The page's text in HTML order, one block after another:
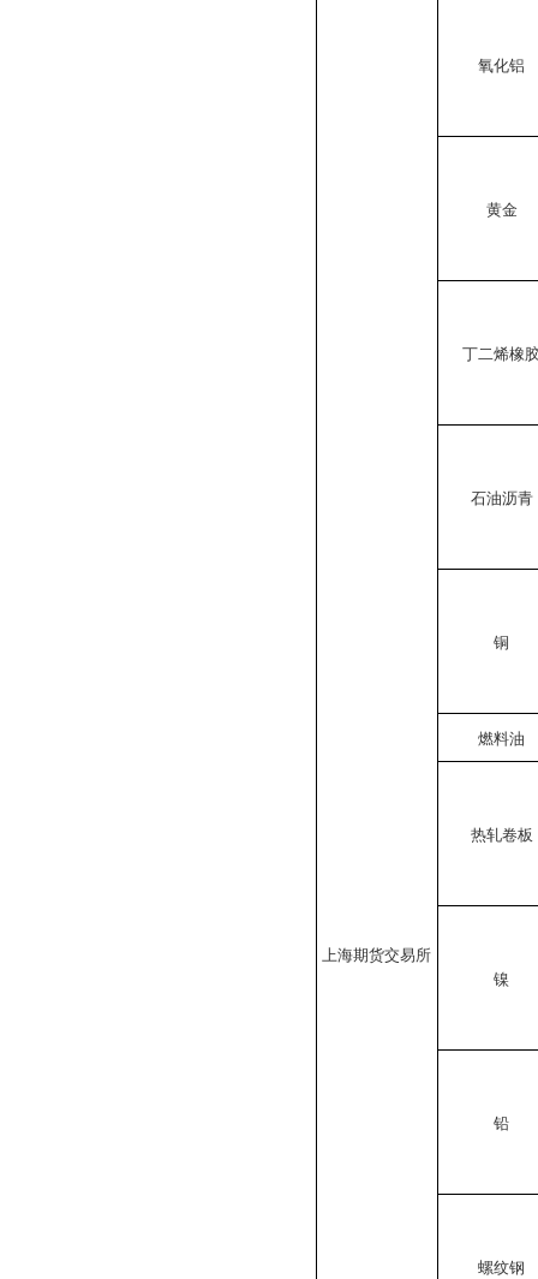
上海期货交易所
氧化铝
黄金
丁二烯橡
石油沥青
铜
燃料油
热轧卷板
镍
铅
螺纹钢